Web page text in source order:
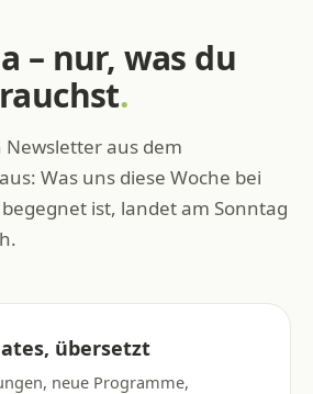
– nur, was du
.
aus dem
Was uns diese Woche bei
ist, landet am Sonntag
übersetzt
neue Programme,